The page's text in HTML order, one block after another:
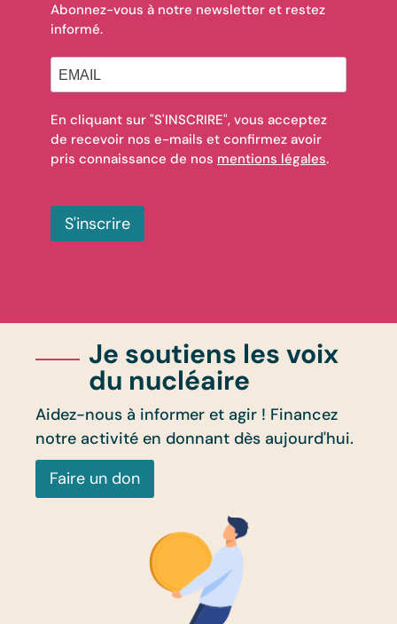
Abonnez-vous à notre newsletter et restez
informé.
En cliquant sur "S'INSCRIRE", vous acceptez
de recevoir nos e-mails et confirmez avoir
pris connaissance de nos mentions légales.
S'inscrire
Je soutiens les voix
du nucléaire
Aidez-nous à informer et agir ! Financez
notre activité en donnant dès aujourd'hui.
Faire un don